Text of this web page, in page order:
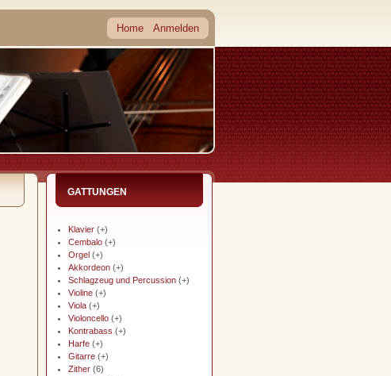
Home Anmelden
GATTUNGEN
Klavier (+)
Cembalo (+)
Orgel (+)
Akkordeon (+)
Schlagzeug und Percussion (+)
Violine (+)
Viola (+)
Violoncello (+)
Kontrabass (+)
Harfe (+)
Gitarre (+)
Zither (6)